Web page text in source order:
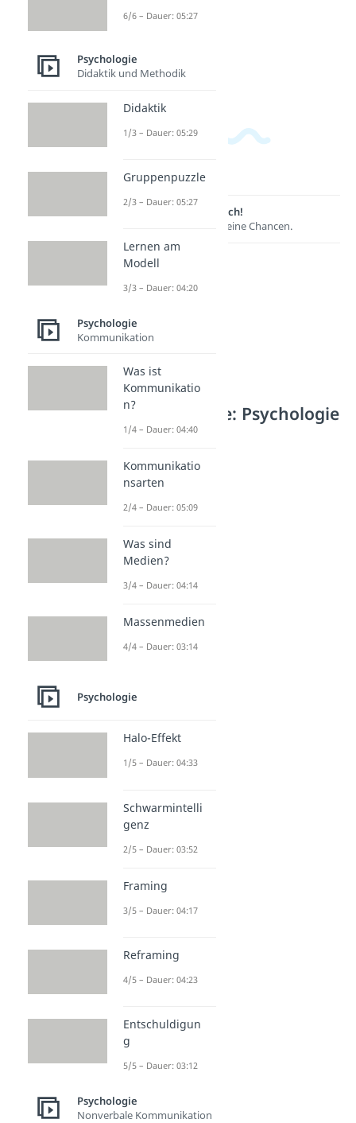
Lernen lohnt sich!
Entdecke hier deine Chancen.
Weitere Inhalte: Psychologie
Wut & Hass
Dauer: 04:32
Aggression
Dauer: 05:29
Dauer: 04:58
Eifersucht
Misogynie
6/6 – Dauer: 05:27
Psychologie
Didaktik und Methodik
Didaktik
1/3 – Dauer: 05:29
Gruppenpuzzle
2/3 – Dauer: 05:27
Lernen am
Modell
3/3 – Dauer: 04:20
Psychologie
Kommunikation
Was ist
Kommunikatio
n?
1/4 – Dauer: 04:40
Kommunikatio
nsarten
2/4 – Dauer: 05:09
Was sind
Medien?
3/4 – Dauer: 04:14
Massenmedien
4/4 – Dauer: 03:14
Psychologie
Halo-Effekt
1/5 – Dauer: 04:33
Schwarmintelli
genz
2/5 – Dauer: 03:52
Framing
3/5 – Dauer: 04:17
Reframing
4/5 – Dauer: 04:23
Entschuldigun
g
5/5 – Dauer: 03:12
Psychologie
Nonverbale Kommunikation